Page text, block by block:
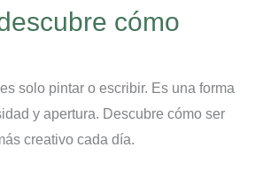
cómo
solo pintar o escribir. Es una forma
y apertura. Descubre cómo ser
creativo cada día.